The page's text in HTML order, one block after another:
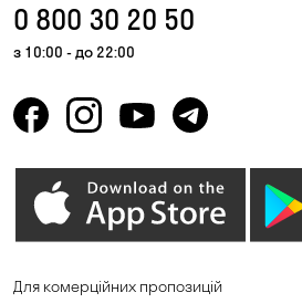
0 800 30 20 50
з 10:00 - до 22:00
Для комерційних пропозицій